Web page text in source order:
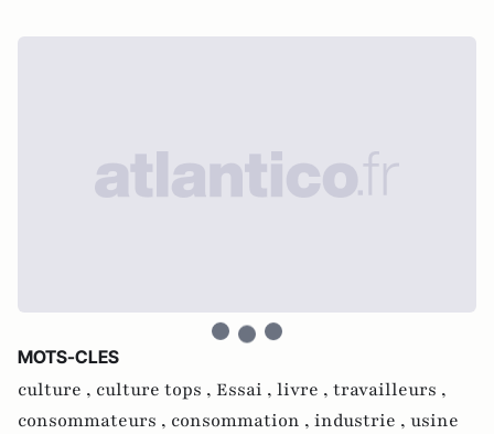
MOTS-CLES
culture , culture tops , Essai , livre , travailleurs ,
consommateurs , consommation , industrie , usine